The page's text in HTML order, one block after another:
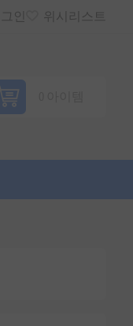
인 위시리스트